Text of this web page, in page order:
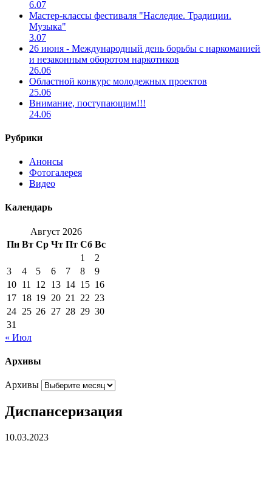
6.07
Мастер-классы фестиваля "Наследие. Традиции.
Музыка"
3.07
26 июня - Международный день борьбы с наркоманией
и незаконным оборотом наркотиков
26.06
Областной конкурс молодежных проектов
25.06
Внимание, поступающим!!!
24.06
Рубрики
Анонсы
Фотогалерея
Видео
Календарь
Август 2026
Пн Вт Ср Чт Пт Сб Вс
1
2
3
4 5 6 7 8
9
10 11 12 13 14 15 16
17 18 19 20 21 22 23
24 25 26 27 28 29 30
31
« Июл
Архивы
Архивы
Диспансеризация
10.03.2023